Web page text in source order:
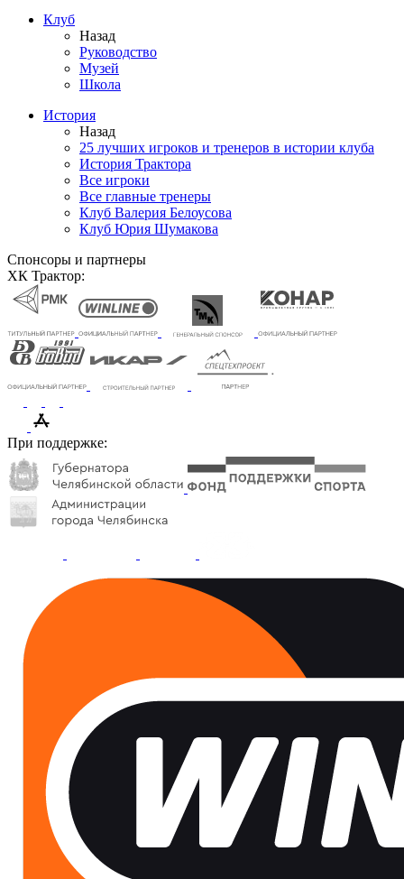
Клуб
Назад
Руководство
Музей
Школа
История
Назад
25 лучших игроков и тренеров в истории клуба
История Трактора
Все игроки
Все главные тренеры
Клуб Валерия Белоусова
Клуб Юрия Шумакова
Спонсоры и партнеры
ХК Трактор:
При поддержке: